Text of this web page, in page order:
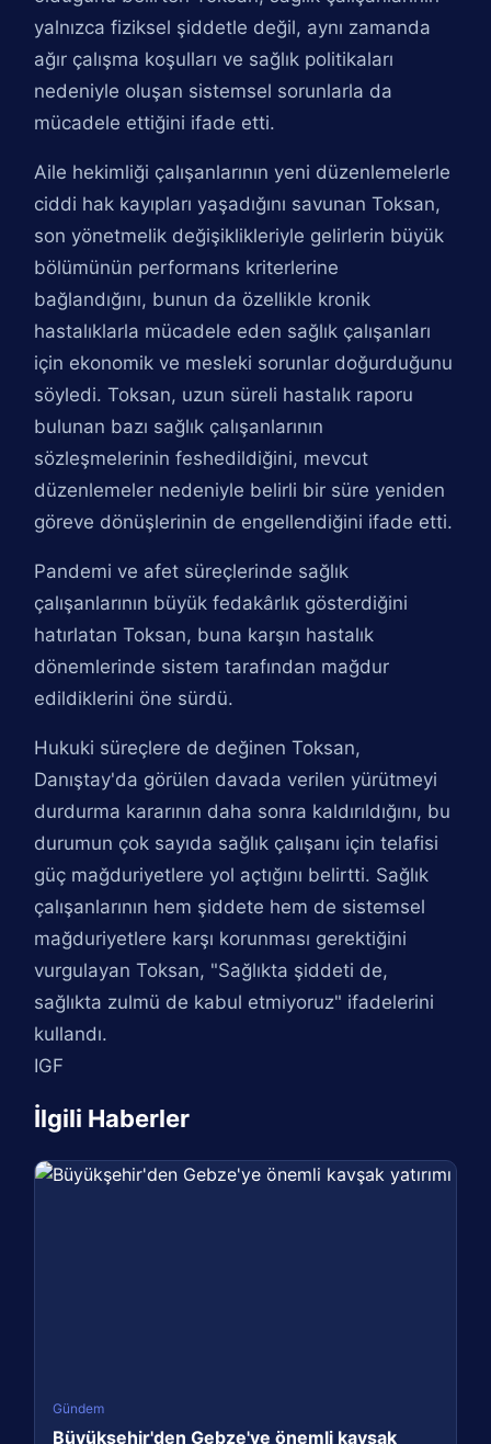
yalnızca fiziksel şiddetle değil, aynı zamanda
ağır çalışma koşulları ve sağlık politikaları
nedeniyle oluşan sistemsel sorunlarla da
mücadele ettiğini ifade etti.
Aile hekimliği çalışanlarının yeni düzenlemelerle
ciddi hak kayıpları yaşadığını savunan Toksan,
son yönetmelik değişiklikleriyle gelirlerin büyük
bölümünün performans kriterlerine
bağlandığını, bunun da özellikle kronik
hastalıklarla mücadele eden sağlık çalışanları
için ekonomik ve mesleki sorunlar doğurduğunu
söyledi. Toksan, uzun süreli hastalık raporu
bulunan bazı sağlık çalışanlarının
sözleşmelerinin feshedildiğini, mevcut
düzenlemeler nedeniyle belirli bir süre yeniden
göreve dönüşlerinin de engellendiğini ifade etti.
Pandemi ve afet süreçlerinde sağlık
çalışanlarının büyük fedakârlık gösterdiğini
hatırlatan Toksan, buna karşın hastalık
dönemlerinde sistem tarafından mağdur
edildiklerini öne sürdü.
Hukuki süreçlere de değinen Toksan,
Danıştay'da görülen davada verilen yürütmeyi
durdurma kararının daha sonra kaldırıldığını, bu
durumun çok sayıda sağlık çalışanı için telafisi
güç mağduriyetlere yol açtığını belirtti. Sağlık
çalışanlarının hem şiddete hem de sistemsel
mağduriyetlere karşı korunması gerektiğini
vurgulayan Toksan, "Sağlıkta şiddeti de,
sağlıkta zulmü de kabul etmiyoruz" ifadelerini
kullandı.
IGF
İlgili Haberler
Gündem
Büyükşehir'den Gebze'ye önemli kavşak